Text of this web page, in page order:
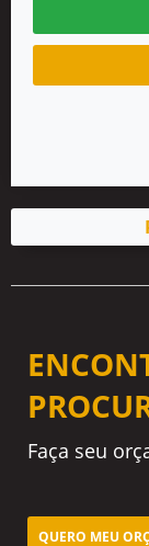
Faça seu
QUERO MEU